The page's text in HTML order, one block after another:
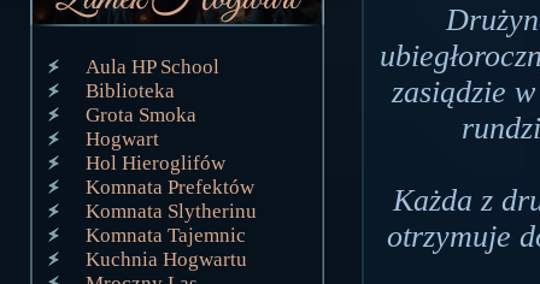
Aula HP School
Biblioteka
Grota Smoka
Hogwart
Hol Hieroglifów
Komnata Prefektów
Komnata Slytherinu
Komnata Tajemnic
Kuchnia Hogwartu
zasiądzie
Każda z
otrzymuje